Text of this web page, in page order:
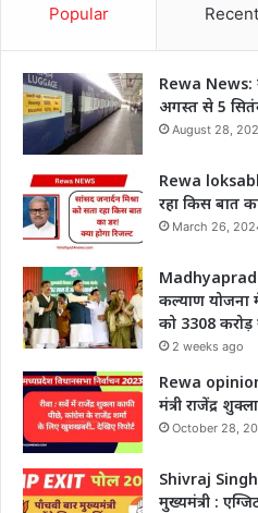
Popular Recent
Rewa News:
अगस्त से 5
August 28,
Rewa
रहा किस बात
March 26,
कल्याण योजना
को 3308
2 weeks ago
Rewa
मंत्री राजेंद्र
October 28,
Shivraj Singh
मुख्यमंत्री :